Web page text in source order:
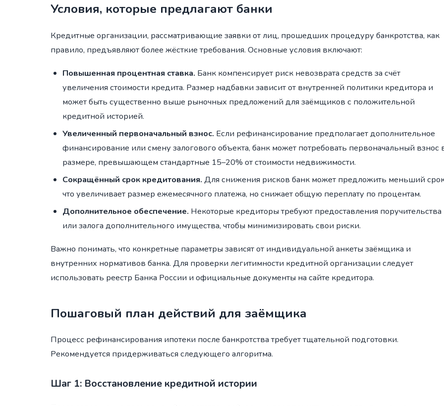
Условия, которые предлагают банки
Кредитные организации, рассматривающие заявки от лиц, прошедших процедуру банкротства, как
правило, предъявляют более жёсткие требования. Основные условия включают:
Повышенная процентная ставка. Банк компенсирует риск невозврата средств за счёт
увеличения стоимости кредита. Размер надбавки зависит от внутренней политики кредитора и
может быть существенно выше рыночных предложений для заёмщиков с положительной
кредитной историей.
Увеличенный первоначальный взнос. Если рефинансирование предполагает дополнительное
финансирование или смену залогового объекта, банк может потребовать первоначальный взнос
размере, превышающем стандартные 15–20% от стоимости недвижимости.
Сокращённый срок кредитования. Для снижения рисков банк может предложить меньший
что увеличивает размер ежемесячного платежа, но снижает общую переплату по процентам.
Дополнительное обеспечение. Некоторые кредиторы требуют предоставления поручительства
или залога дополнительного имущества, чтобы минимизировать свои риски.
Важно понимать, что конкретные параметры зависят от индивидуальной анкеты заёмщика и
внутренних нормативов банка. Для проверки легитимности кредитной организации следует
использовать реестр Банка России и официальные документы на сайте кредитора.
Пошаговый план действий для заёмщика
Процесс рефинансирования ипотеки после банкротства требует тщательной подготовки.
Рекомендуется придерживаться следующего алгоритма.
Шаг 1: Восстановление кредитной истории